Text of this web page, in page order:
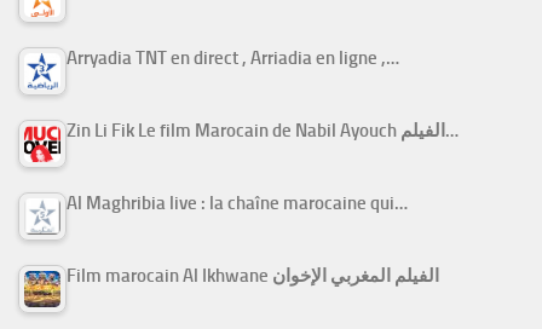
Arryadia TNT en direct , Arriadia en ligne ,…
Zin Li Fik Le film Marocain de Nabil Ayouch الفيلم…
Al Maghribia live : la chaîne marocaine qui…
Film marocain Al Ikhwane الفيلم المغربي الإخوان